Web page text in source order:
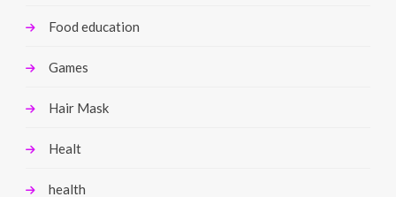
Food education
Games
Hair Mask
Healt
health